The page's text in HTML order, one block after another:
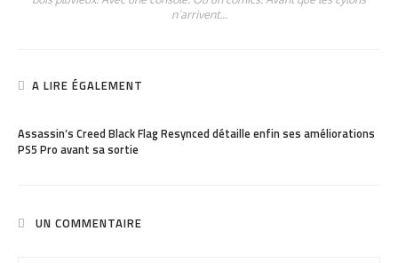
n’arrivent…
A LIRE ÉGALEMENT
Assassin’s Creed Black Flag Resynced détaille enfin ses améliorations
PS5 Pro avant sa sortie
UN COMMENTAIRE